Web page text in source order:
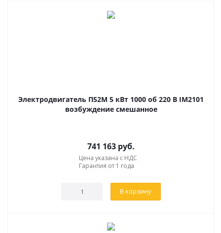
Электродвигатель П52М 5 кВт 1000 об 220 В IM2101
возбуждение смешанное
741 163 руб.
Цена указана с НДС
Гарантия от 1 года
В корзину